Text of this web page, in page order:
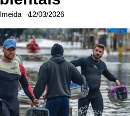
12/03/2026